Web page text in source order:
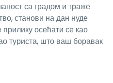
са градом и траже
станови на дан нуде
прилику осећати се као
туриста, што ваш боравак